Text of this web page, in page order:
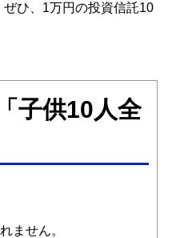
ひ、1万円の投資信託10
子供10人全
ません。